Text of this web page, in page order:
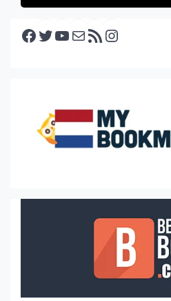
Facebook Twitter YouTube E-mail RSS feed